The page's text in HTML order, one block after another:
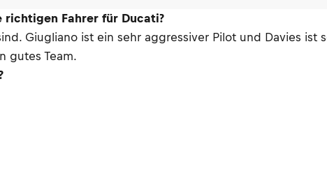
richtigen Fahrer für Ducati?
Giugliano ist ein sehr aggressiver Pilot und Davies ist
gutes Team.